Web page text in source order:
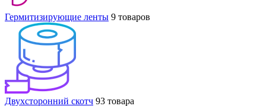
Гермитизирующие ленты 9 товаров
Двухсторонний скотч 93 товара